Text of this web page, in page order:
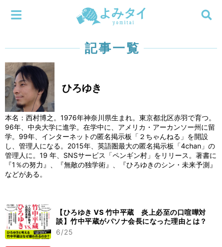
よみタイ
ホーム
新刊
特集
検索する
メニューを閉じる
記事一覧
ひろゆき
本名：西村博之。1976年神奈川県生まれ。東京都北区赤羽で育つ。
96年、中央大学に進学。在学中に、アメリカ・アーカンソー州に留
学。99年、インターネットの匿名掲示板「２ちゃんねる」を開設
し、管理人になる。2015年、英語圏最大の匿名掲示板「4chan」の
管理人に。19 年、SNSサービス「ペンギン村」をリリース。著書に
『1％の努力』、『無敵の独学術』、『ひろゆきのシン・未来予測』
などがある。
【ひろゆき VS 竹中平蔵 炎上必至の口喧嘩対
談】竹中平蔵がパソナ会長になった理由とは？
6/25